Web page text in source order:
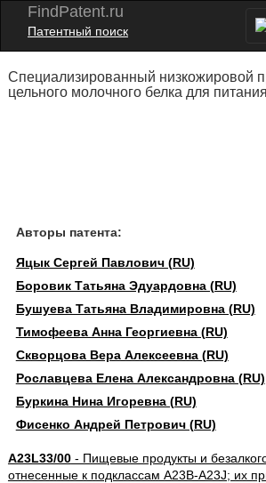
FindPatent.ru
Патентный поиск
Специализированный низкожировой
цельного молочного белка для
Авторы патента:
Яцык Сергей Павлович (RU)
Боровик Татьяна Эдуардовна (RU)
Бушуева Татьяна Владимировна (RU)
Тимофеева Анна Георгиевна (RU)
Скворцова Вера Алексеевна (RU)
Рославцева Елена Александровна (RU)
Буркина Нина Игоревна (RU)
Фисенко Андрей Петрович (RU)
A23L33/00- Пищевые продукты и
отнесенные к подклассам A23B-A23J; их